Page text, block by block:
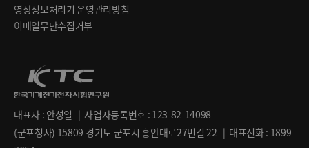
영상정보처리기 운영관리방침
이메일무단수집거부
대표자 : 안성일 | 사업자등록번호 : 123-82-14098
(군포청사) 15809 경기도 군포시 흥안대로27번길 22 | 대표전화 : 1899-